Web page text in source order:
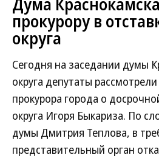
прокурору в
округа
Сегодня на заседании думы
округа депутаты
прокурора города о
округа Игоря Быкариза. По
думы Дмитрия Теплова, в
представительный орган